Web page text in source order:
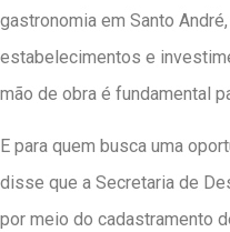
gastronomia em Santo
estabelecimentos e
mão de obra é fundamental
E para quem busca uma
disse que a Secretaria de
por meio do cadastramento